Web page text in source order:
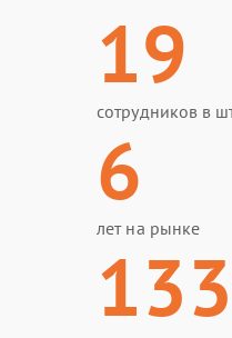
19
сотрудников в
6
лет на рынке